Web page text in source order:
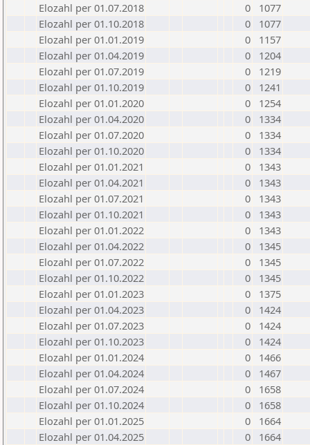
Elozahl per 01.07.2018
0
1077
Elozahl per 01.10.2018
0
1077
Elozahl per 01.01.2019
0
1157
Elozahl per 01.04.2019
0
1204
Elozahl per 01.07.2019
0
1219
Elozahl per 01.10.2019
0
1241
Elozahl per 01.01.2020
0
1254
Elozahl per 01.04.2020
0
1334
Elozahl per 01.07.2020
0
1334
Elozahl per 01.10.2020
0
1334
Elozahl per 01.01.2021
0
1343
Elozahl per 01.04.2021
0
1343
Elozahl per 01.07.2021
0
1343
Elozahl per 01.10.2021
0
1343
Elozahl per 01.01.2022
0
1343
Elozahl per 01.04.2022
0
1345
Elozahl per 01.07.2022
0
1345
Elozahl per 01.10.2022
0
1345
Elozahl per 01.01.2023
0
1375
Elozahl per 01.04.2023
0
1424
Elozahl per 01.07.2023
0
1424
Elozahl per 01.10.2023
0
1424
Elozahl per 01.01.2024
0
1466
Elozahl per 01.04.2024
0
1467
Elozahl per 01.07.2024
0
1658
Elozahl per 01.10.2024
0
1658
Elozahl per 01.01.2025
0
1664
Elozahl per 01.04.2025
0
1664